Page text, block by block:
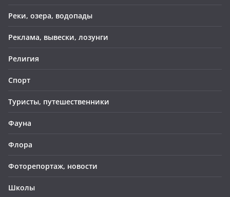
Реки, озера, водопады
Реклама, вывески, лозунги
Религия
Спорт
Туристы, путешественники
Фауна
Флора
Фоторепортаж, новости
Школы